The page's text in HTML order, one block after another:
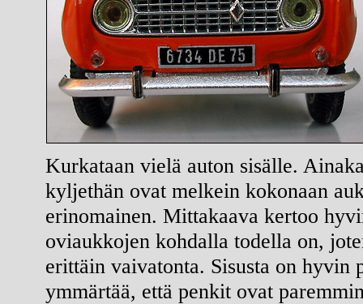
Kurkataan vielä auton sisälle.
kyljethän ovat melkein kokonaan
erinomainen. Mittakaava kertoo
oviaukkojen kohdalla todella on,
erittäin vaivatonta. Sisusta on hyvin
ymmärtää, että penkit ovat